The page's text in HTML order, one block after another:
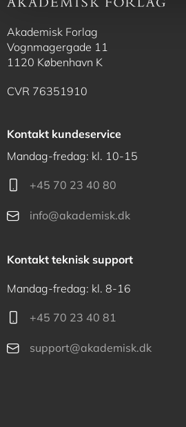
Akademisk Forlag
Vognmagergade 11
1120 København K
CVR 76351910
Kontakt kundeservice
Mandag-fredag: kl. 10-15
+45 70 23 40 80
info@akademisk.dk
Kontakt teknisk support
Mandag-fredag: kl. 8-16
+45 70 23 40 81
support@akademisk.dk